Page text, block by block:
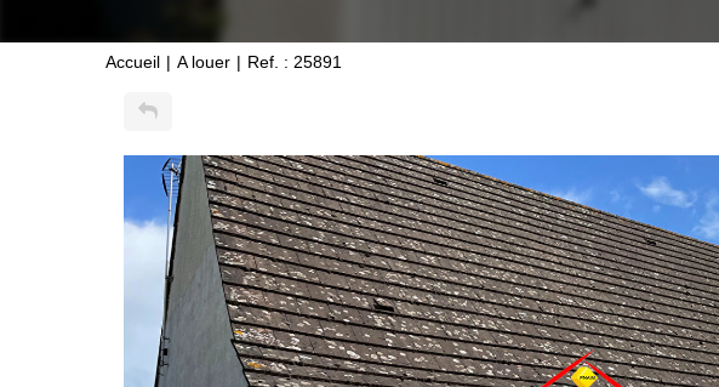
Accueil A louer Ref. : 25891